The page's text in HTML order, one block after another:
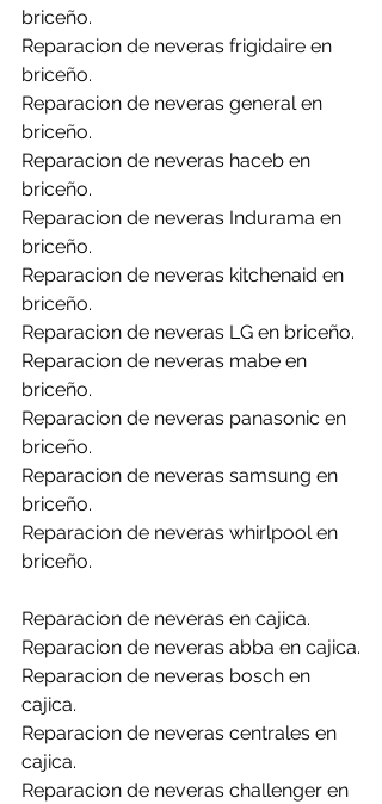
briceño.
Reparacion de neveras frigidaire en
briceño.
Reparacion de neveras general en
briceño.
Reparacion de neveras haceb en
briceño.
Reparacion de neveras Indurama en
briceño.
Reparacion de neveras kitchenaid en
briceño.
Reparacion de neveras LG en briceño.
Reparacion de neveras mabe en
briceño.
Reparacion de neveras panasonic en
briceño.
Reparacion de neveras samsung en
briceño.
Reparacion de neveras whirlpool en
briceño.
Reparacion de neveras en cajica.
Reparacion de neveras abba en cajica.
Reparacion de neveras bosch en
cajica.
Reparacion de neveras centrales en
cajica.
Reparacion de neveras challenger en